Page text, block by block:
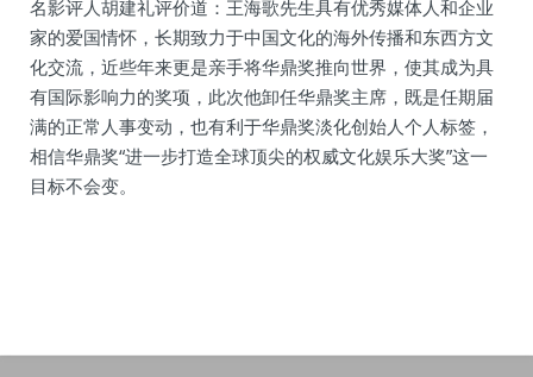
名影评人胡建礼评价道：王海歌先生具有优秀媒体人和企业
家的爱国情怀，长期致力于中国文化的海外传播和东西方文
化交流，近些年来更是亲手将华鼎奖推向世界，使其成为具
有国际影响力的奖项，此次他卸任华鼎奖主席，既是任期届
满的正常人事变动，也有利于华鼎奖淡化创始人个人标签，
相信华鼎奖“进一步打造全球顶尖的权威文化娱乐大奖”这一
目标不会变。